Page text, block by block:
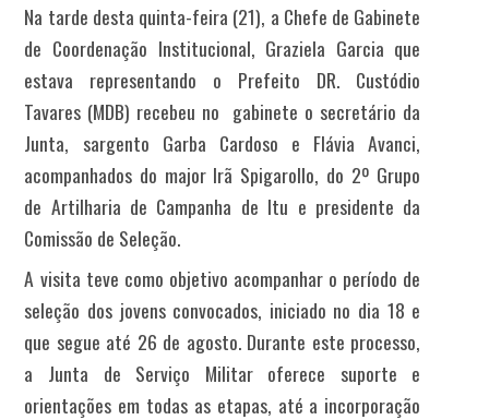
Na tarde desta quinta-feira (21), a Chefe de Gabinete
de Coordenação Institucional, Graziela Garcia que
estava representando o Prefeito DR. Custódio
Tavares (MDB) recebeu no gabinete o secretário da
Junta, sargento Garba Cardoso e Flávia Avanci,
acompanhados do major Irã Spigarollo, do 2º Grupo
de Artilharia de Campanha de Itu e presidente da
Comissão de Seleção.
A visita teve como objetivo acompanhar o período de
seleção dos jovens convocados, iniciado no dia 18 e
que segue até 26 de agosto. Durante este processo,
a Junta de Serviço Militar oferece suporte e
orientações em todas as etapas, até a incorporação